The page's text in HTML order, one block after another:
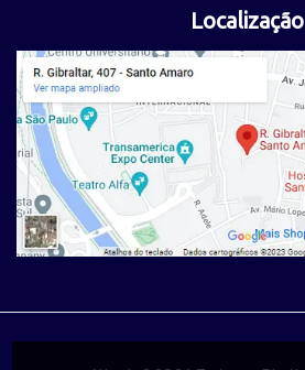
Localização